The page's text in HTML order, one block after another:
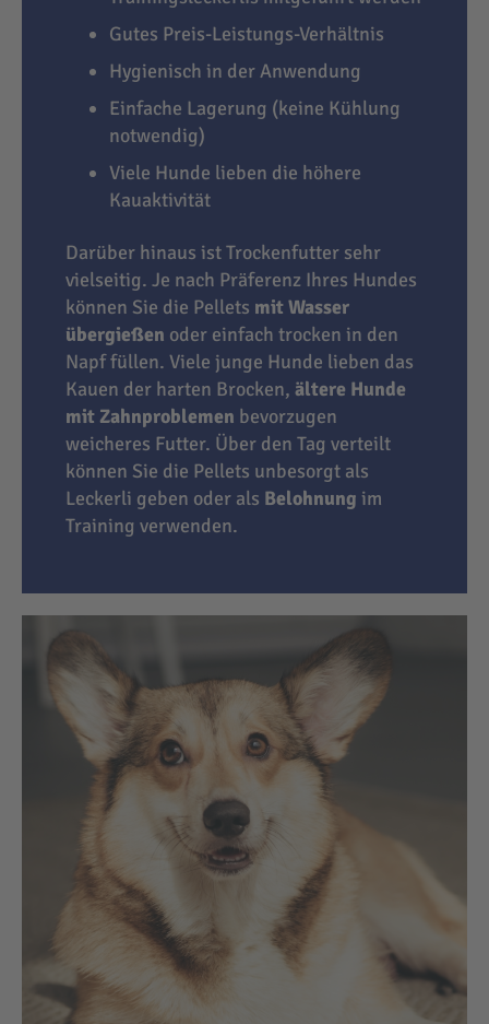
Gutes Preis-Leistungs-Verhältnis
Hygienisch in der Anwendung
Einfache Lagerung (keine Kühlung
notwendig)
Viele Hunde lieben die höhere
Kauaktivität
Darüber hinaus ist Trockenfutter sehr
vielseitig. Je nach Präferenz Ihres Hundes
können Sie die Pellets mit Wasser
übergießen oder einfach trocken in den
Napf füllen. Viele junge Hunde lieben das
Kauen der harten Brocken, ältere Hunde
mit Zahnproblemen bevorzugen
weicheres Futter. Über den Tag verteilt
können Sie die Pellets unbesorgt als
Leckerli geben oder als Belohnung im
Training verwenden.